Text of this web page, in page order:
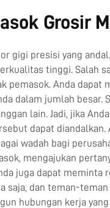
Grosir
gigi presisi yang
tinggi. Salah
pemasok. Anda
dalam jumlah
lain. Jadi, jika
dapat
wadah bagi
mengajukan
juga dapat
saja, dan teman-
hubungan kerja